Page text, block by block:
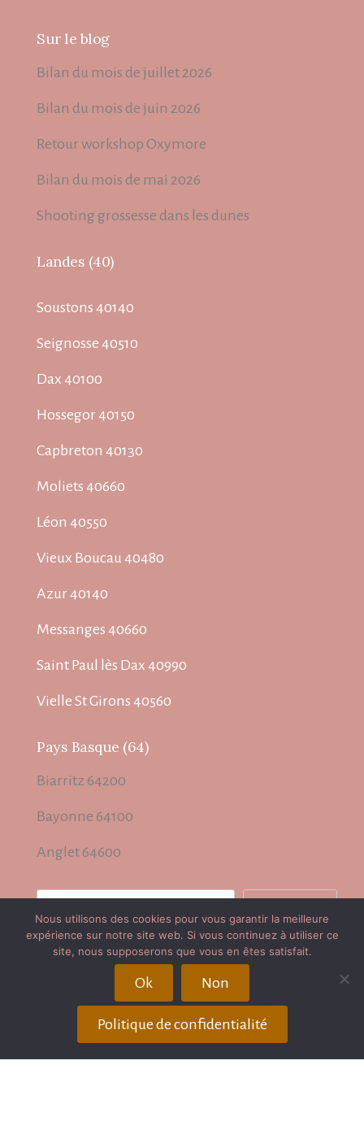
Sur le blog
Bilan du mois de juillet 2026
Bilan du mois de juin 2026
Retour workshop Oxymore
Bilan du mois de mai 2026
Shooting grossesse dans les dunes
Landes (40)
Soustons 40140
Seignosse 40510
Dax 40100
Hossegor 40150
Capbreton 40130
Moliets 40660
Léon 40550
Vieux Boucau 40480
Azur 40140
Messanges 40660
Saint Paul lès Dax 40990
Vielle St Girons 40560
Pays Basque (64)
Biarritz 64200
Bayonne 64100
Anglet 64600
Rechercher
Publication / Récompenses
Nous utilisons des cookies pour vous garantir la meilleure
expérience sur notre site web. Si vous continuez à utiliser ce
site, nous supposerons que vous en êtes satisfait.
Ok Non
Politique de confidentialité